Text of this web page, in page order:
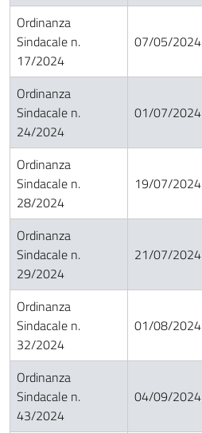
Ordinanza
Sindacale n.
17/2024
07/05/2024
Ordinanza
Sindacale n.
24/2024
01/07/2024
Ordinanza
Sindacale n.
28/2024
19/07/2024
Ordinanza
Sindacale n.
29/2024
21/07/2024
Ordinanza
Sindacale n.
32/2024
01/08/2024
Ordinanza
Sindacale n.
43/2024
04/09/2024